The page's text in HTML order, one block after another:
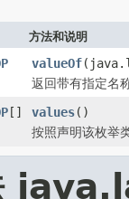
方法和说明
valueOf
返回带有指定名
[] values()
按照声明该枚举